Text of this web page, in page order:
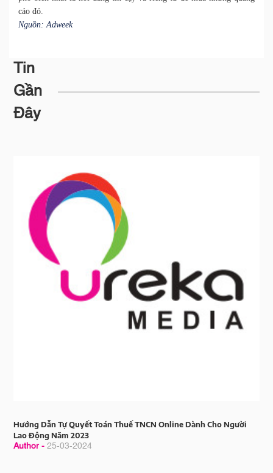
cáo đó.
Nguồn: Adweek
Tin
Gần
Đây
Hướng Dẫn Tự Quyết Toán Thuế TNCN Online Dành Cho Người
Lao Động Năm 2023
Author -25-03-2024